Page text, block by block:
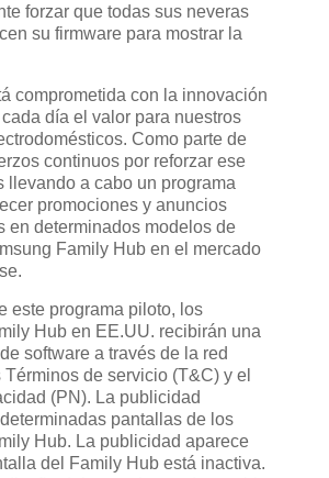
forzar que todas sus neveras
su firmware para mostrar la
comprometida con la innovación
día el valor para nuestros
Como parte de
continuos por reforzar ese
llevando a cabo un programa
promociones y anuncios
en determinados modelos de
Family Hub en el mercado
este programa piloto, los
Hub en EE.UU. recibirán una
software a través de la red
Términos de servicio (T&C) y el
(PN). La publicidad
pantallas de los
Hub. La publicidad aparece
del Family Hub está inactiva.